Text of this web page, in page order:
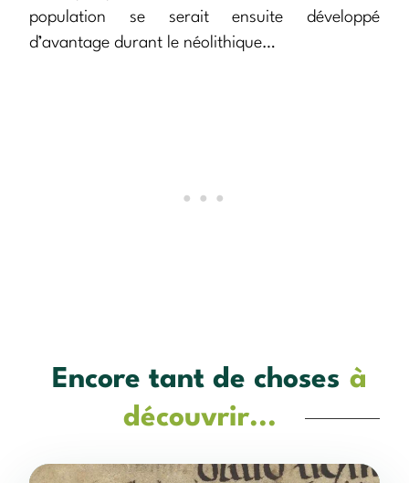
population se serait ensuite développé
d’avantage durant le néolithique…
Encore tant de choses à
découvrir...